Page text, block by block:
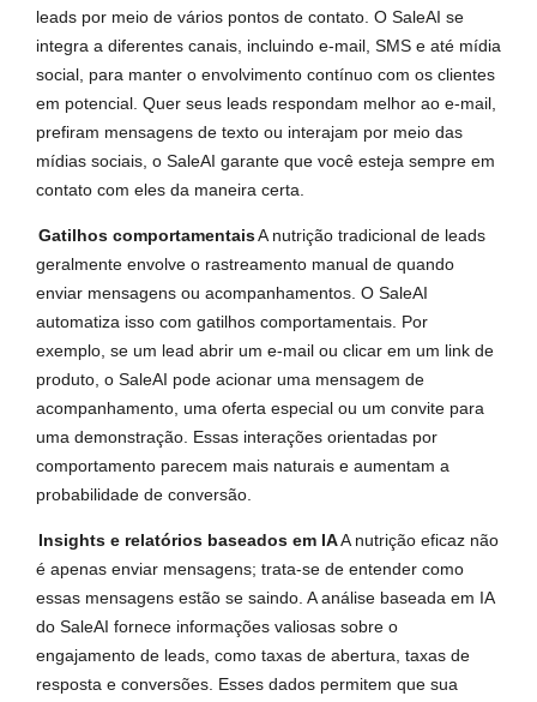
leads por meio de vários pontos de contato. O SaleAI se
integra a diferentes canais, incluindo e-mail, SMS e até mídia
social, para manter o envolvimento contínuo com os clientes
em potencial. Quer seus leads respondam melhor ao e-mail,
prefiram mensagens de texto ou interajam por meio das
mídias sociais, o SaleAI garante que você esteja sempre em
contato com eles da maneira certa.
Gatilhos comportamentaisA nutrição tradicional de leads
geralmente envolve o rastreamento manual de quando
enviar mensagens ou acompanhamentos. O SaleAI
automatiza isso com gatilhos comportamentais. Por
exemplo, se um lead abrir um e-mail ou clicar em um link de
produto, o SaleAI pode acionar uma mensagem de
acompanhamento, uma oferta especial ou um convite para
uma demonstração. Essas interações orientadas por
comportamento parecem mais naturais e aumentam a
probabilidade de conversão.
Insights e relatórios baseados em IAA nutrição eficaz não
é apenas enviar mensagens; trata-se de entender como
essas mensagens estão se saindo. A análise baseada em IA
do SaleAI fornece informações valiosas sobre o
engajamento de leads, como taxas de abertura, taxas de
resposta e conversões. Esses dados permitem que sua